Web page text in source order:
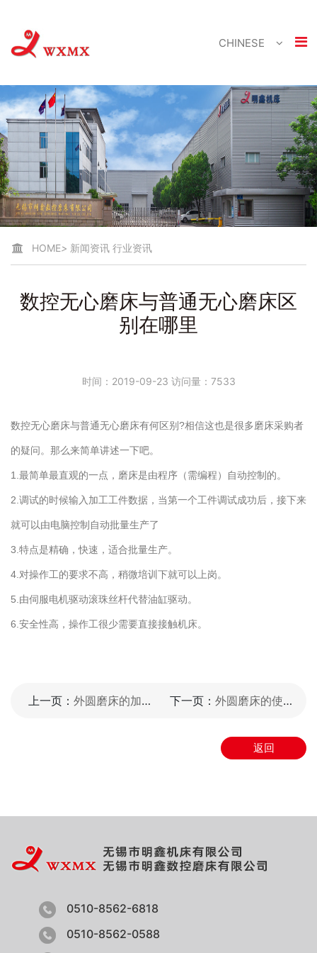
CHINESE
HOME> 新闻资讯 行业资讯
数控无心磨床与普通无心磨床区
别在哪里
时间：2019-09-23 访问量：7533
数控无心磨床与普通无心磨床有何区别?相信这也是很多磨床采购者
的疑问。那么来简单讲述一下吧。
1.最简单最直观的一点，磨床是由程序（需编程）自动控制的。
2.调试的时候输入加工工件数据，当第一个工件调试成功后，接下来
就可以由电脑控制自动批量生产了
3.特点是精确，快速，适合批量生产。
4.对操作工的要求不高，稍微培训下就可以上岗。
5.由伺服电机驱动滚珠丝杆代替油缸驱动。
6.安全性高，操作工很少需要直接接触机床。
上一页： 外圆磨床的加工工艺控制要求 下一页：外圆磨床的使用特点及精度影响因素有哪些
返回
0510-8562-6818
0510-8562-0588